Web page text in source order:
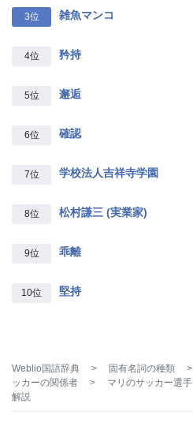
3位 雑魚マンコ
4位 矜持
5位 邂逅
6位 確認
7位 学校法人吉祥寺学園
8位 松村謙三 (実業家)
9位 乖離
10位 堅持
Weblio国語辞典 > 固有名詞の種類 >
ッカーの関係者
> マリのサッカー選手
解説